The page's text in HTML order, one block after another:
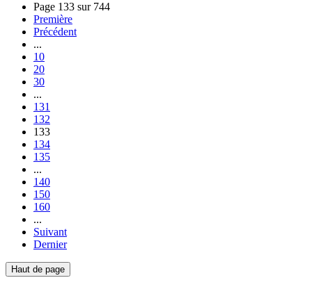
Page 133 sur 744
Première
Précédent
...
10
20
30
...
131
132
133
134
135
...
140
150
160
...
Suivant
Dernier
Haut de page